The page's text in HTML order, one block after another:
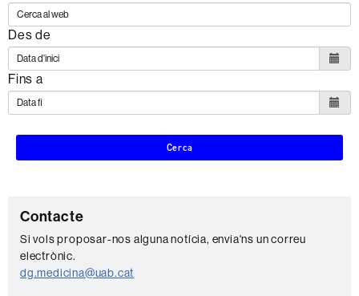
Des de
Fins a
Cerca
C
o
n
Contacte
Si vols proposar-nos alguna notícia, envia'ns un correu
electrònic.
dg.medicina@uab.cat